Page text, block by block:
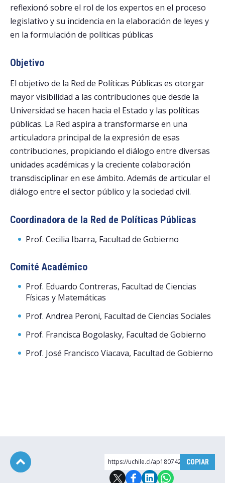
reflexionó sobre el rol de los expertos en el proceso
legislativo y su incidencia en la elaboración de leyes y
en la formulación de políticas públicas
Objetivo
El objetivo de la Red de Políticas Públicas es otorgar
mayor visibilidad a las contribuciones que desde la
Universidad se hacen hacia el Estado y las políticas
públicas. La Red aspira a transformarse en una
articuladora principal de la expresión de esas
contribuciones, propiciando el diálogo entre diversas
unidades académicas y la creciente colaboración
transdisciplinar en ese ámbito. Además de articular el
diálogo entre el sector público y la sociedad civil.
Coordinadora de la Red de Políticas Públicas
Prof. Cecilia Ibarra, Facultad de Gobierno
Comité Académico
Prof. Eduardo Contreras, Facultad de Ciencias
Físicas y Matemáticas
Prof. Andrea Peroni, Facultad de Ciencias Sociales
Prof. Francisca Bogolasky, Facultad de Gobierno
Prof. José Francisco Viacava, Facultad de Gobierno
https://uchile.cl/ap180742 COPIAR